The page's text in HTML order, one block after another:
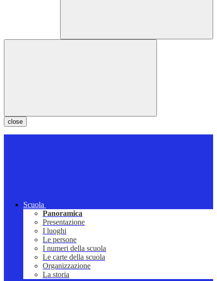
close
Scuola
Panoramica
Presentazione
I luoghi
Le persone
I numeri della scuola
Le carte della scuola
Organizzazione
La storia